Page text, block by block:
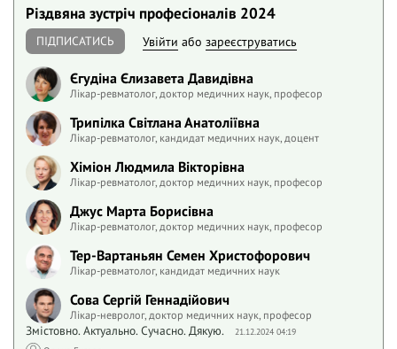
Різдвяна зустріч професіоналів 2024
ПІДПИСАТИСЬ Увійти або зареєструватись
Єгудіна Єлизавета Давидівна
Лікар-ревматолог, доктор медичних наук, професор
Трипілка Світлана Анатоліївна
Лікар-ревматолог, кандидат медичних наук, доцент
Хіміон Людмила Вікторівна
Лікар-ревматолог, доктор медичних наук, професор
Джус Марта Борисівна
Лікар-ревматолог, доктор медичних наук, професор
Тер-Вартаньян Семен Христофорович
Лікар-ревматолог, кандидат медичних наук
Сова Сергій Геннадійович
Лікар-невролог, доктор медичних наук, професор
Змістовно. Актуально. Сучасно. Дякую. 21.12.2024 04:19